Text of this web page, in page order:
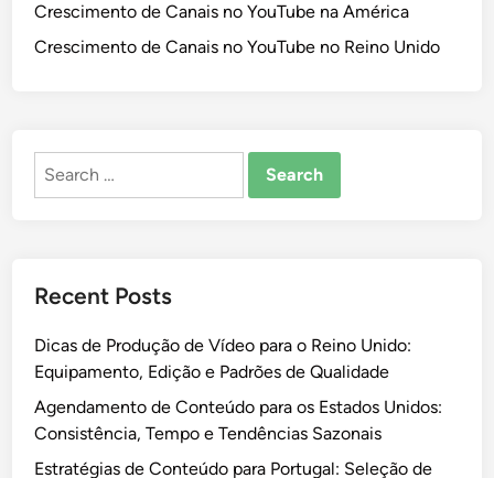
Crescimento de Canais no YouTube na América
Crescimento de Canais no YouTube no Reino Unido
Search
Recent Posts
Dicas de Produção de Vídeo para o Reino Unido:
Equipamento, Edição e Padrões de Qualidade
Agendamento de Conteúdo para os Estados Unidos:
Consistência, Tempo e Tendências Sazonais
Estratégias de Conteúdo para Portugal: Seleção de